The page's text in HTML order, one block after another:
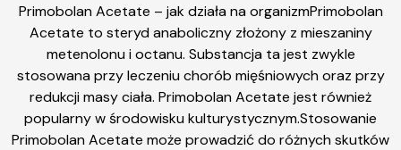
Primobolan Acetate – jak działa na organizmPrimobolan
Acetate to steryd anaboliczny złożony z mieszaniny
metenolonu i octanu. Substancja ta jest zwykle
stosowana przy leczeniu chorób mięśniowych oraz przy
redukcji masy ciała. Primobolan Acetate jest również
popularny w środowisku kulturystycznym.Stosowanie
Primobolan Acetate może prowadzić do różnych skutków